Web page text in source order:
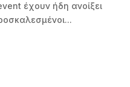
έχουν ήδη ανοίξει